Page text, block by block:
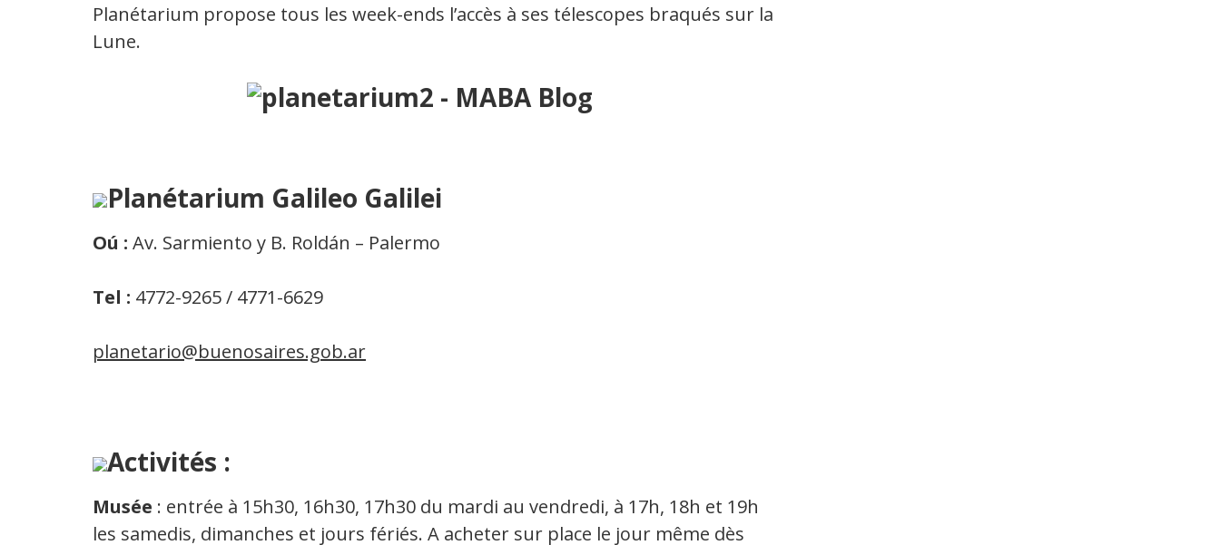
Planétarium propose tous les week-ends l’accès à ses télescopes braqués sur la
Lune.
Planétarium Galileo Galilei
Oú : Av. Sarmiento y B. Roldán – Palermo
Tel : 4772-9265 / 4771-6629
planetario@buenosaires.gob.ar
Activités :
Musée : entrée à 15h30, 16h30, 17h30 du mardi au vendredi, à 17h, 18h et 19h
les samedis, dimanches et jours fériés. A acheter sur place le jour même dès